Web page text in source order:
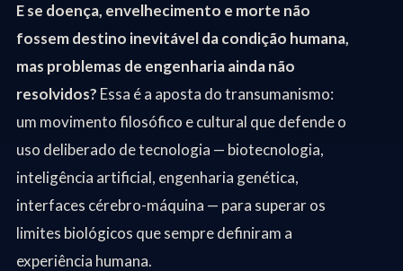
E se doença, envelhecimento e morte não
fossem destino inevitável da condição humana,
mas problemas de engenharia ainda não
resolvidos? Essa é a aposta do transumanismo:
um movimento filosófico e cultural que defende o
uso deliberado de tecnologia — biotecnologia,
inteligência artificial, engenharia genética,
interfaces cérebro-máquina — para superar os
limites biológicos que sempre definiram a
experiência humana.